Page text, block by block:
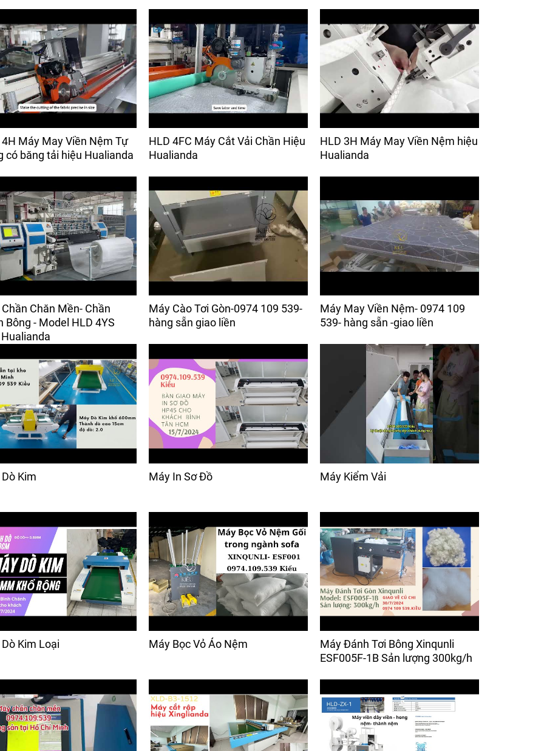
4H Máy May Viền Nệm Tự
có băng tải hiệu Hualianda
HLD 4FC Máy Cắt Vải Chần Hiệu
Hualianda
HLD 3H Máy May Viền Nệm hiệu
Hualianda
Chăn Mền- Chần
Bông - Model HLD 4YS
Máy Cào Tơi Gòn-0974 109 539-
hàng sẵn giao liền
Máy May Viền Nệm- 0974 109
539- hàng sẵn -giao liền
Kim Máy In Sơ Đồ Máy Kiểm Vải
Kim Loại Máy Bọc Vỏ Áo Nệm
Máy Đánh Tơi Bông Xinqunli
ESF005F-1B Sản lượng 300kg/h